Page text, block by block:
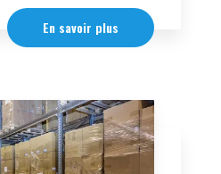
En savoir plus